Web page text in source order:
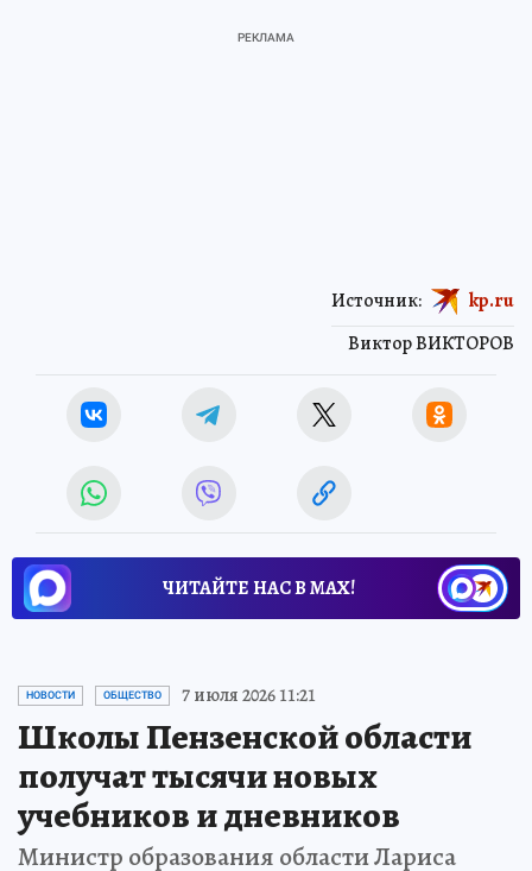
Виктор ВИКТОРОВ
Источник: kp.ru
ЧИТАЙТЕ НАС В МАХ!
НОВОСТИ ОБЩЕСТВО 7 июля 2026 11:21
Школы Пензенской области
получат тысячи новых
учебников и дневников
Министр образования области Лариса